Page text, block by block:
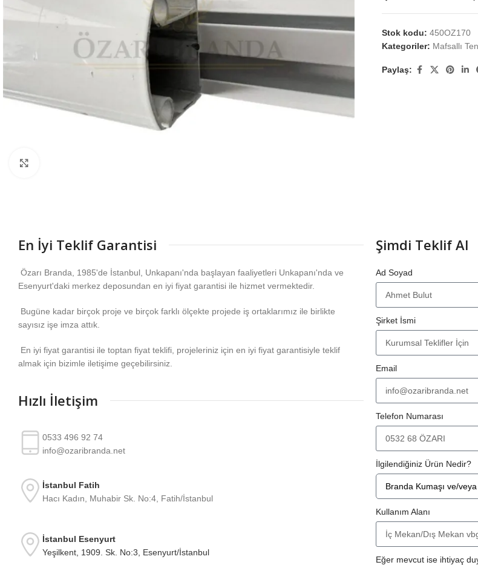
Stok kodu: 450OZ170
Kategoriler: Mafsallı
Paylaş:
En İyi Teklif Garantisi
Özarı Branda, 1985'de İstanbul, Unkapanı'nda başlayan faaliyetleri Unkapanı'nda ve
Esenyurt'daki merkez deposundan en iyi fiyat garantisi ile hizmet vermektedir.
Bugüne kadar birçok proje ve birçok farklı ölçekte projede iş ortaklarımız ile birlikte
sayısız işe imza attık.
En iyi fiyat garantisi ile toptan fiyat teklifi, projeleriniz için en iyi fiyat garantisiyle teklif
almak için bizimle iletişime geçebilirsiniz.
Hızlı İletişim
0533 496 92 74
info@ozaribranda.net
İstanbul Fatih
Hacı Kadın, Muhabir Sk. No:4, Fatih/İstanbul
İstanbul Esenyurt
Yeşilkent, 1909. Sk. No:3, Esenyurt/İstanbul
Şimdi Teklif Al
Ad Soyad
Şirket İsmi
Email
Telefon Numarası
İlgilendiğiniz Ürün Nedir?
Kullanım Alanı
Eğer mevcut ise ihtiyaç